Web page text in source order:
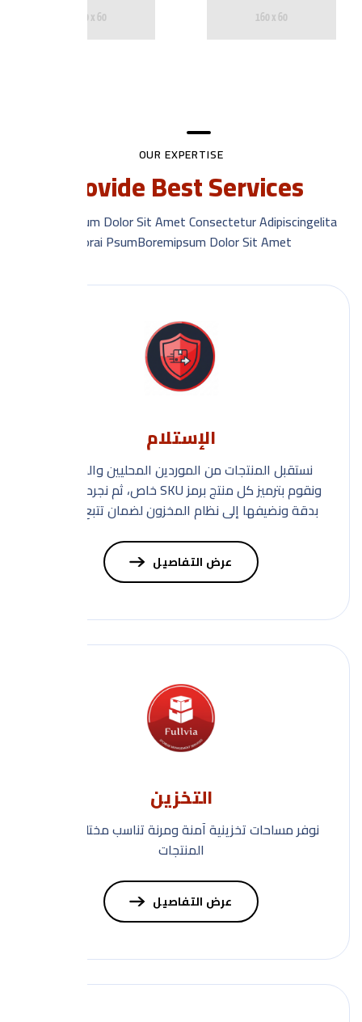
OUR EXPERTISE
Provide Best Services
Morem Ipsum Dolor Sit Amet Consectetur Adipiscingelita
Florai PsumBoremipsum Dolor Sit Amet.
الإستلام
نستقبل المنتجات من الموردين المحليين والدوليين،
ونقوم بترميز كل منتج برمز SKU خاص، ثم نجرد الكميات
بدقة ونضيفها إلى نظام المخزون لضمان تتبع وتنظيم
عرض التفاصيل
التخزين
نوفر مساحات تخزينية آمنة ومرنة تناسب مختلف أنواع
المنتجات
عرض التفاصيل